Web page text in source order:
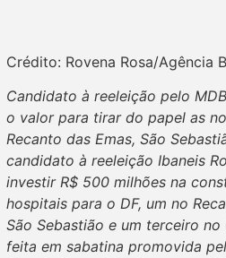
Crédito: Rovena Rosa/Agência
Candidato à reeleição pelo
o valor para tirar do papel as
Recanto das Emas, São
candidato à reeleição Ibaneis
investir R$ 500 milhões na
hospitais para o DF, um no
São Sebastião e um terceiro
feita em sabatina promovida